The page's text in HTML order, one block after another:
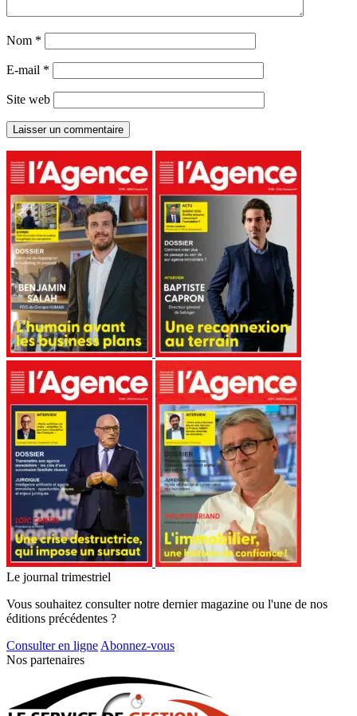
Nom *
E-mail *
Site web
Le journal trimestriel
Vous souhaitez consulter notre dernier magazine ou l'une de nos
éditions précédentes ?
Consulter en ligne Abonnez-vous
Nos partenaires